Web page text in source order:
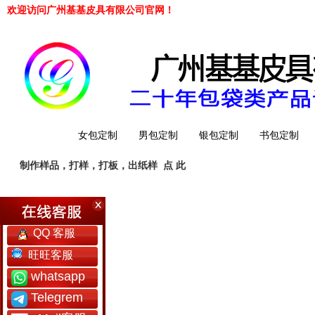
欢迎访问广州基基皮具有限公司官网！
女包定制 男包定制 银包定制 书包定制
工厂简介
制作样品，打样，打板，出纸样 点 此
QQ 客服
旺旺客服
whatsapp
Telegrem